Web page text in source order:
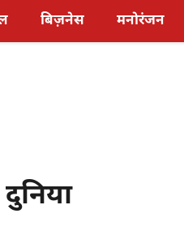
बिज़नेस मनोरंजन